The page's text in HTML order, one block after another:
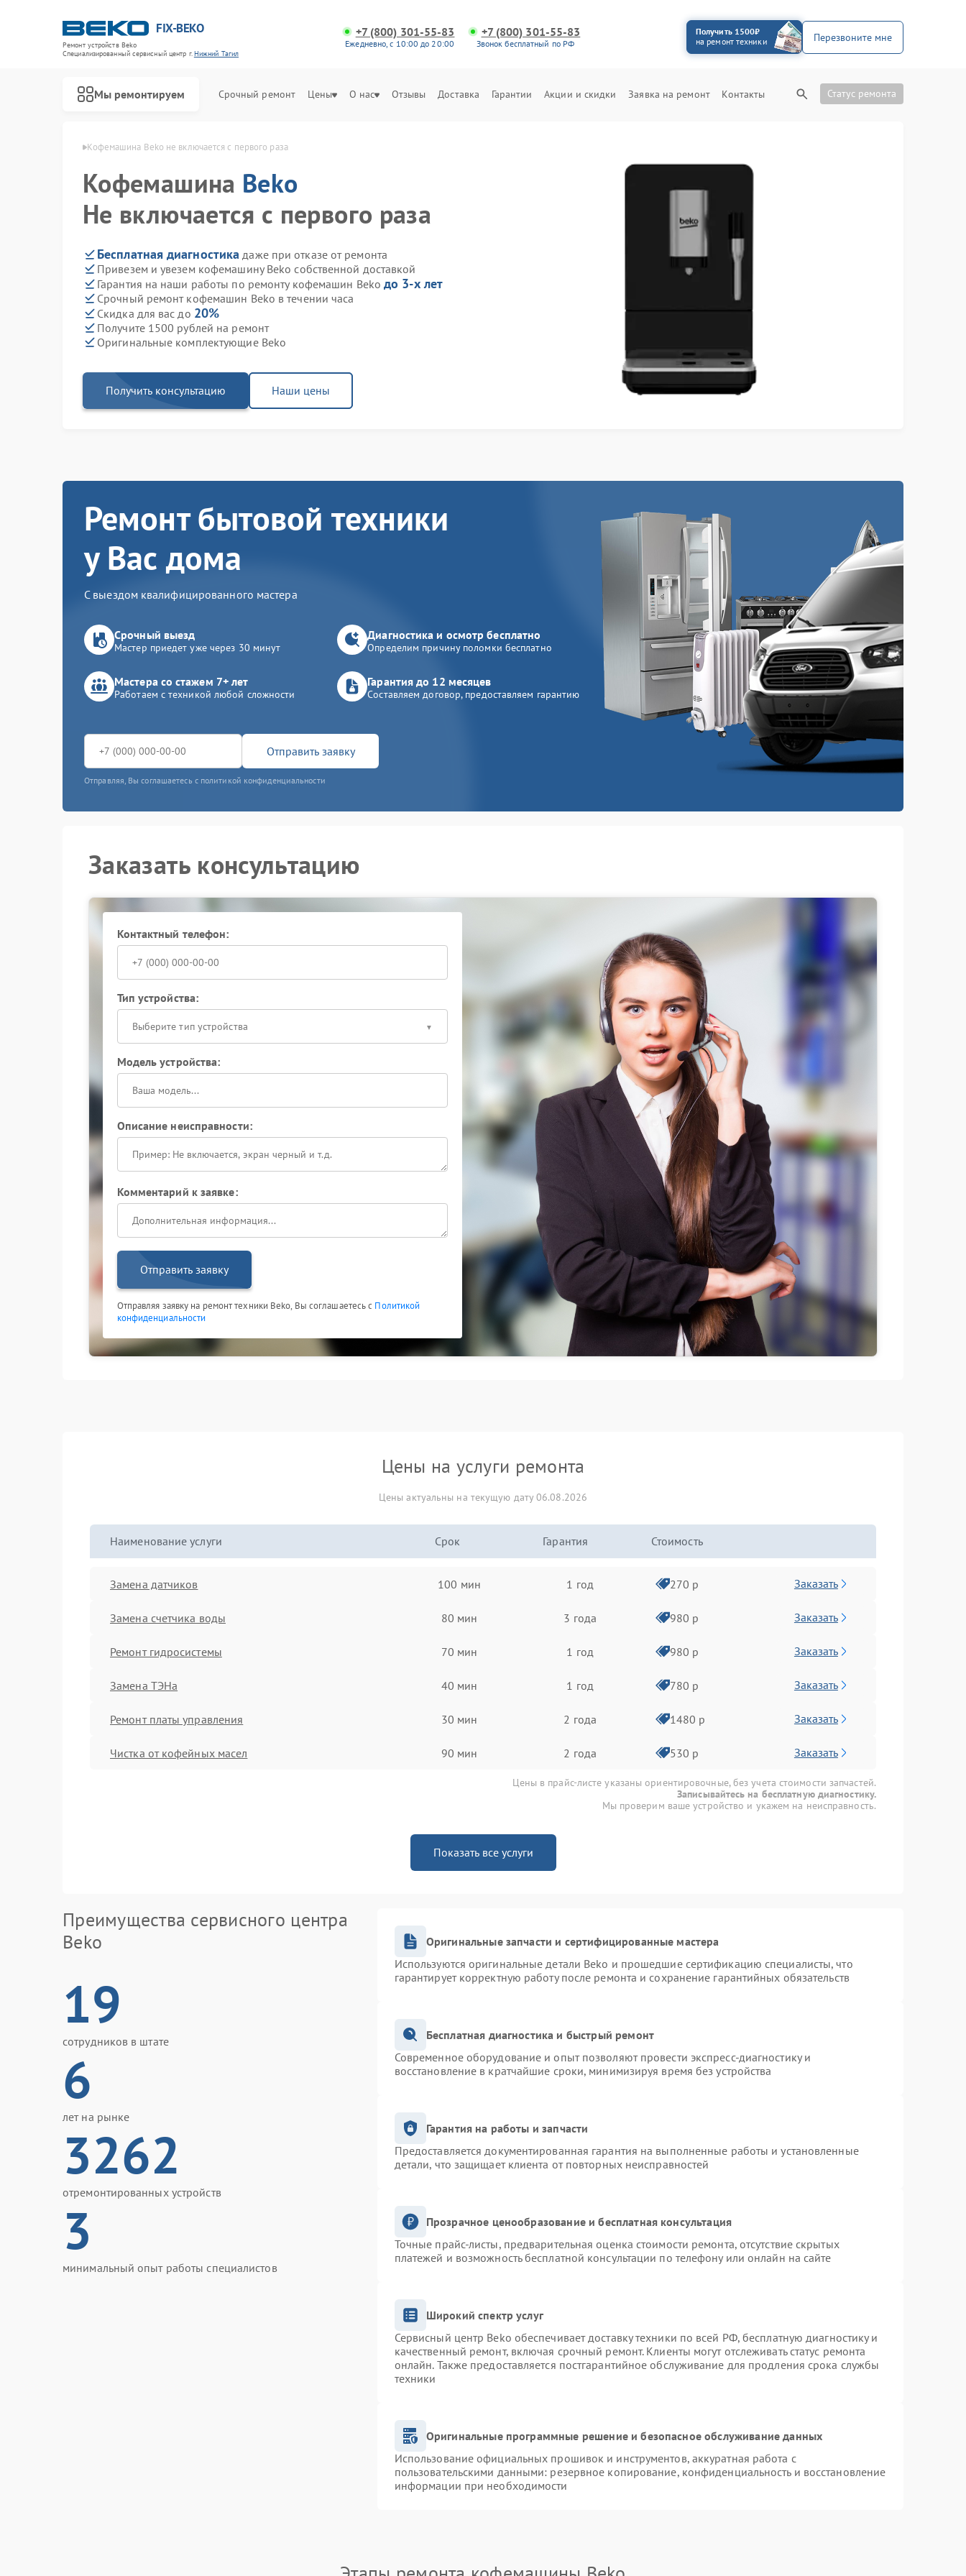
FIX-BEKO
Ремонт устройств Beko
Специализированный cервисный центр г.Нижний Тагил
+7 (800) 301-55-83
Ежедневно, с 10:00 до 20:00
+7 (800) 301-55-83
Звонок бесплатный по РФ
Получить 1500₽
на ремонт техники
Перезвоните мне
Мы ремонтируем Срочный ремонт Цены О нас Отзывы Доставка Гарантии Акции и скидки Заявка на ремонт Контакты Статус ремонта
в Нижнем Тагиле Кофемашина Beko не включается с первого раза
Кофемашина Beko
Не включается с первого раза
Бесплатная диагностика даже при отказе от ремонта
Привезем и увезем кофемашину Beko собственной доставкой
Гарантия на наши работы по ремонту кофемашин Beko до 3-х лет
Срочный ремонт кофемашин Beko в течении часа
Скидка для вас до 20%
Получите 1500 рублей на ремонт
Оригинальные комплектующие Beko
Получить консультацию Наши цены
Ремонт бытовой техники
у Вас дома
С выездом квалифицированного мастера
Срочный выезд
Мастер приедет уже через 30 минут
Диагностика и осмотр бесплатно
Определим причину поломки бесплатно
Мастера со стажем 7+ лет
Работаем с техникой любой сложности
Гарантия до 12 месяцев
Составляем договор, предоставляем гарантию
Отправить заявку
Отправляя, Вы соглашаетесь с политикой конфиденциальности
Заказать консультацию
Контактный телефон:
Тип устройства:
Выберите тип устройства
Модель устройства:
Описание неисправности:
Комментарий к заявке:
Отправить заявку
Отправляя заявку на ремонт техники Beko, Вы соглашаетесь с Политикой
конфиденциальности
Цены на услуги ремонта
Цены актуальны на текущую дату 06.08.2026
Наименование услуги Срок Гарантия Стоимость
Замена датчиков 100 мин 1 год 270 р Заказать
Замена счетчика воды 80 мин 3 года 980 р Заказать
Ремонт гидросистемы 70 мин 1 год 980 р Заказать
Замена ТЭНа 40 мин 1 год 780 р Заказать
Ремонт платы управления 30 мин 2 года 1480 р Заказать
Чистка от кофейных масел 90 мин 2 года 530 р Заказать
Цены в прайс-листе указаны ориентировочные, без учета стоимости запчастей.
Записывайтесь на бесплатную диагностику.
Мы проверим ваше устройство и укажем на неисправность.
Показать все услуги
Преимущества сервисного центра
Beko
19
сотрудников в штате
6
лет на рынке
3262
отремонтированных устройств
3
минимальный опыт работы специалистов
Оригинальные запчасти и сертифицированные мастера
Используются оригинальные детали Beko и прошедшие сертификацию специалисты, что
гарантирует корректную работу после ремонта и сохранение гарантийных обязательств
Бесплатная диагностика и быстрый ремонт
Современное оборудование и опыт позволяют провести экспресс-диагностику и
восстановление в кратчайшие сроки, минимизируя время без устройства
Гарантия на работы и запчасти
Предоставляется документированная гарантия на выполненные работы и установленные
детали, что защищает клиента от повторных неисправностей
Прозрачное ценообразование и бесплатная консультация
Точные прайс-листы, предварительная оценка стоимости ремонта, отсутствие скрытых
платежей и возможность бесплатной консультации по телефону или онлайн на сайте
Широкий спектр услуг
Сервисный центр Beko обеспечивает доставку техники по всей РФ, бесплатную диагностику и
качественный ремонт, включая срочный ремонт. Клиенты могут отслеживать статус ремонта
онлайн. Также предоставляется постгарантийное обслуживание для продления срока службы
техники
Оригинальные программные решение и безопасное обслуживание данных
Использование официальных прошивок и инструментов, аккуратная работа с
пользовательскими данными: резервное копирование, конфиденциальность и восстановление
информации при необходимости